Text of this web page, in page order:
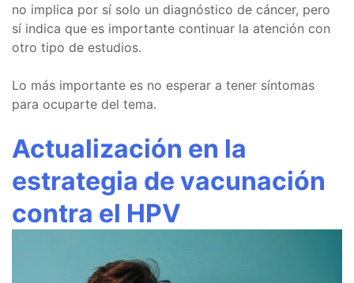
no implica por sí solo un diagnóstico de cáncer, pero
sí indica que es importante continuar la atención con
otro tipo de estudios.
Lo más importante es no esperar a tener síntomas
para ocuparte del tema.
Actualización en la
estrategia de vacunación
contra el HPV